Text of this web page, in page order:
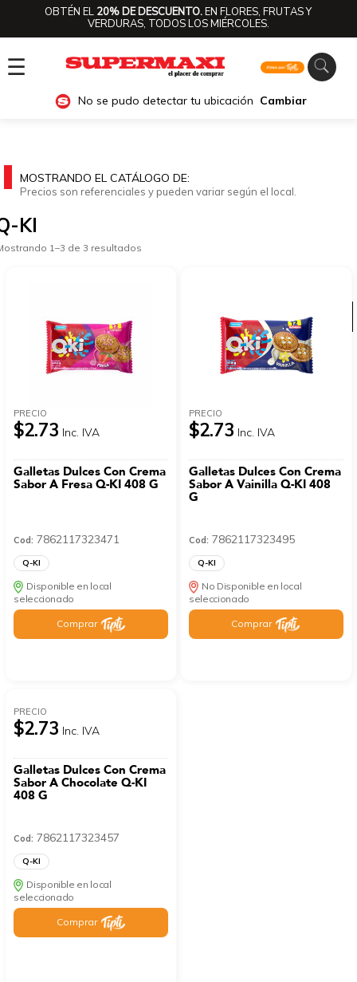
OBTÉN EL 20% DE DESCUENTO.EN FLORES, FRUTAS Y
VERDURAS, TODOS LOS MIÉRCOLES.
☰
No se pudo detectar tu ubicación Cambiar
Ver categorías
MOSTRANDO EL CATÁLOGO DE:
Precios son referenciales y pueden variar según el local.
KI
1–3 de 3 resultados
PRECIO
$2.73 Inc. IVA
Galletas Dulces Con Crema
Sabor A Fresa Q-KI 408 G
Cod: 7862117323471
Q-KI
Disponible en local
seleccionado
Comprar
PRECIO
$2.73 Inc. IVA
Galletas Dulces Con Crema
Sabor A Vainilla Q-KI 408
G
Cod: 7862117323495
Q-KI
No Disponible en local
seleccionado
Comprar
PRECIO
$2.73 Inc. IVA
Galletas Dulces Con Crema
Sabor A Chocolate Q-KI
408 G
Cod: 7862117323457
Q-KI
Disponible en local
seleccionado
Comprar